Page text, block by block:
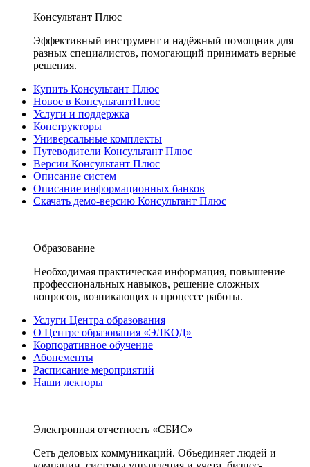
Консультант Плюс
Эффективный инструмент и надёжный помощник для
разных специалистов, помогающий принимать верные
решения.
Купить Консультант Плюс
Новое в КонсультантПлюс
Услуги и поддержка
Конструкторы
Универсальные комплекты
Путеводители Консультант Плюс
Версии Консультант Плюс
Описание систем
Описание информационных банков
Скачать демо-версию Консультант Плюс
Образование
Необходимая практическая информация, повышение
профессиональных навыков, решение сложных
вопросов, возникающих в процессе работы.
Услуги Центра образования
О Центре образования «ЭЛКОД»
Корпоративное обучение
Абонементы
Расписание мероприятий
Наши лекторы
Электронная отчетность «СБИС»
Сеть деловых коммуникаций. Объединяет людей и